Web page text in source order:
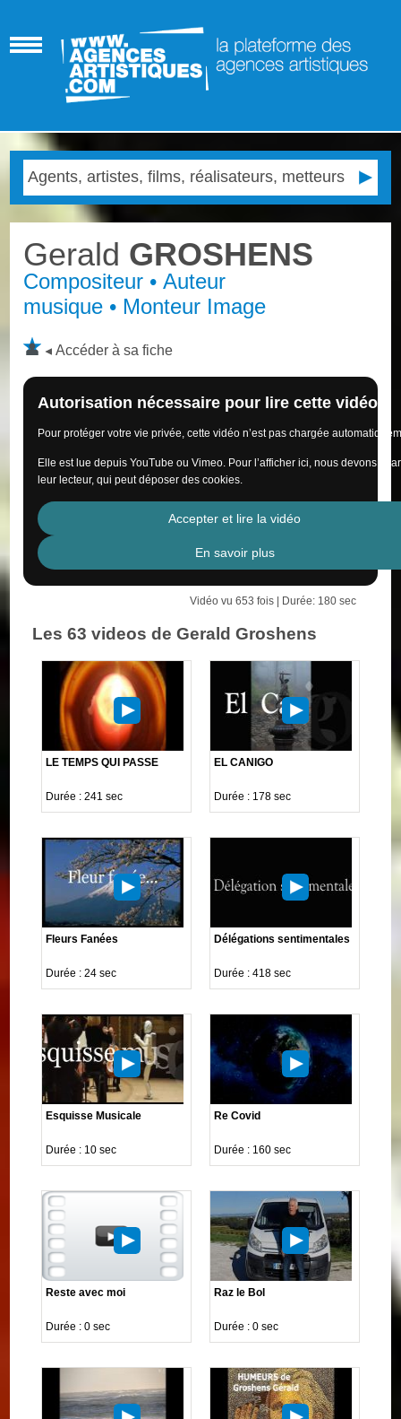
Gerald GROSHENS
Compositeur • Auteur
musique • Monteur Image
Accéder à sa fiche
Autorisation nécessaire pour lire cette vidéo
Pour protéger votre vie privée, cette vidéo n’est pas chargée
Elle est lue depuis YouTube ou Vimeo. Pour l’afficher ici, nous devons
leur lecteur, qui peut déposer des cookies.
Accepter et lire la vidéo
En savoir plus
Vidéo vu 653 fois | Durée: 180 sec
Les 63 videos de Gerald Groshens
LE TEMPS QUI PASSE
Durée : 241 sec
EL CANIGO
Durée : 178 sec
Fleurs Fanées
Durée : 24 sec
Délégations sentimentales
Durée : 418 sec
Esquisse Musicale
Durée : 10 sec
Re Covid
Durée : 160 sec
Reste avec moi
Durée : 0 sec
Raz le Bol
Durée : 0 sec